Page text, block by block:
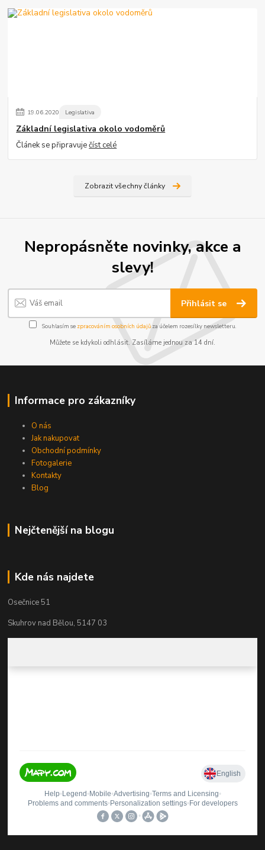
19.06.2020 Legislativa
Základní legislativa okolo vodoměrů
Článek se připravuječíst celé
Zobrazit všechny články
Nepropásněte novinky, akce a
slevy!
Přihlásit se
Souhlasím se zpracováním osobních údajůza účelem rozesílky newsletteru.
Můžete se kdykoli odhlásit. Zasíláme jednou za 14 dní.
Informace pro zákazníky
O nás
Jak nakupovat
Obchodní podmínky
Fotogalerie
Kontakty
Blog
Nejčtenější na blogu
Kde nás najdete
Osečnice 51
Skuhrov nad Bělou, 5147 03